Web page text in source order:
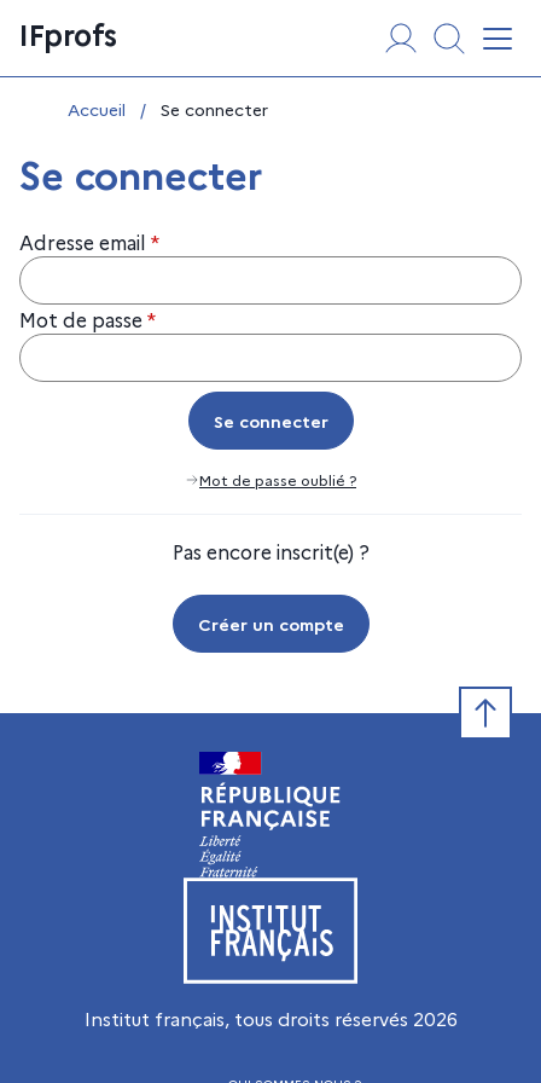
au
contenu
IFprofs
Vous êtes ici :
Accueil / Se connecter
Se connecter
Adresse email *
Mot de passe *
Se connecter
Se connecter
Mot de passe oublié ?
Pas encore inscrit(e) ?
Créer un compte
Visiter le site de l’Institut français
Institut français, tous droits réservés 2026